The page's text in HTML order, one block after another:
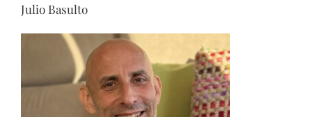
Julio Basulto